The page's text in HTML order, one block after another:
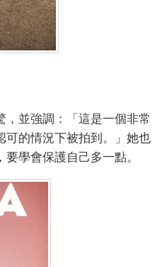
，並強調：「這是一個非常
可的情況下被拍到。」她也
學會保護自己多一點。